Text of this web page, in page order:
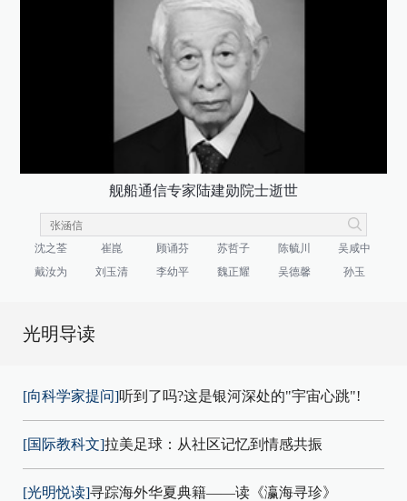
舰船通信专家陆建勋院士逝世
沈之荃 崔崑 顾诵芬 苏哲子 陈毓川
吴咸中
戴汝为
刘玉清 李幼平 魏正耀 吴德馨 孙玉
光明导读
[向科学家提问]听到了吗?这是银河深处的"宇宙心跳"!
[国际教科文]拉美足球：从社区记忆到情感共振
[光明悦读]寻踪海外华夏典籍——读《瀛海寻珍》